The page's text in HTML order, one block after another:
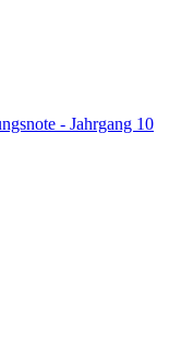
- Jahrgang 10